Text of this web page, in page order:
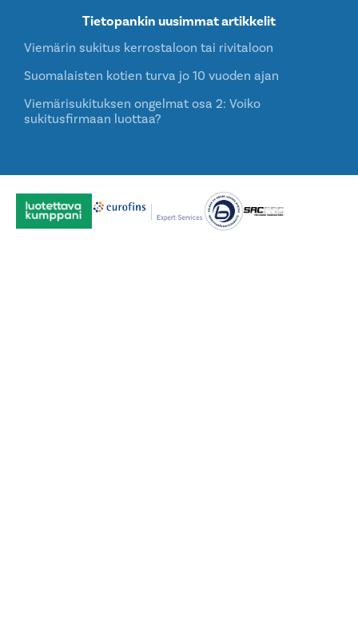
Tietopankin uusimmat artikkelit
Viemärin sukitus kerrostaloon tai rivitaloon
Suomalaisten kotien turva jo 10 vuoden ajan
Viemärisukituksen ongelmat osa 2: Voiko
sukitusfirmaan luottaa?